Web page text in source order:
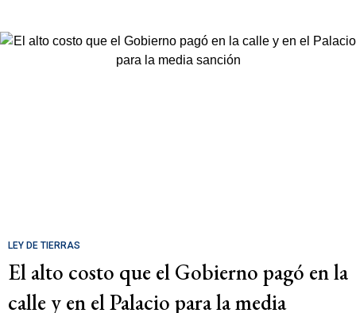
LEY DE TIERRAS
El alto costo que el Gobierno pagó en la
calle y en el Palacio para la media